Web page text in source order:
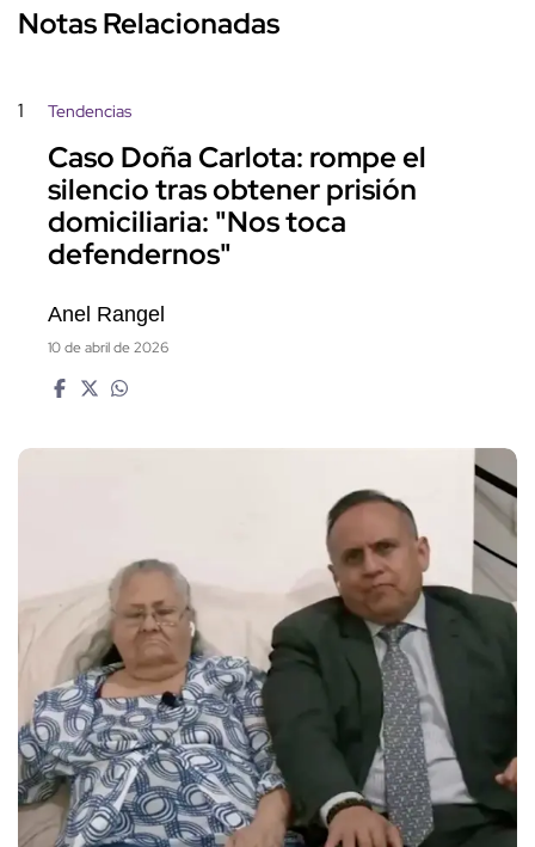
Notas Relacionadas
1 Tendencias
Caso Doña Carlota: rompe el
silencio tras obtener prisión
domiciliaria: "Nos toca
defendernos"
Anel Rangel
10 de abril de 2026